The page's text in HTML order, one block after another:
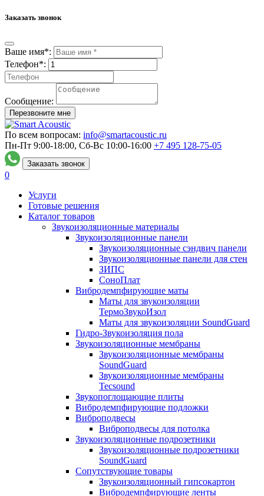
Заказать звонок
Ваше имя*:
Телефон*:
Сообщение:
Перезвоните мне
По всем вопросам: info@smartacoustic.ru
Пн-Пт 9:00-18:00, Сб-Вс 10:00-16:00 +7 495 128-75-05
Заказать звонок
0
Услуги
Готовые решения
Каталог товаров
Звукоизоляционные материалы
Звукоизоляционные панели
Звукоизоляционные сэндвич панели
Звукоизоляционные панели для стен
ЗИПС
СоноПлат
Вибродемпфирующие маты
Маты для звукоизоляции
ТермоЗвукоИзол
Маты для звукоизоляции SoundGuard
Гидро-Звукоизоляция пола
Звукоизоляционные мембраны
Звукоизоляционные мембраны
SoundGuard
Звукоизоляционные мембраны
Tecsound
Звукопоглощающие плиты
Вибродемпфирующие подложки
Виброподвесы
Виброподвесы для потолка
Звукоизоляционные подрозетники
Звукоизоляционные подрозетники
SoundGuard
Сопутствующие товары
Звукоизоляционный гипсокартон
Вибродемпфирующие ленты